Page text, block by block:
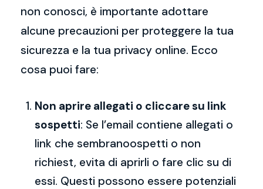
non conosci, è importante adottare
alcune precauzioni per proteggere la tua
sicurezza e la tua privacy online. Ecco
cosa puoi fare:
Non aprire allegati o cliccare su link
sospetti: Se l’email contiene allegati o
link che sembranoospetti o non
richiest, evita di aprirli o fare clic su di
essi. Questi possono essere potenziali